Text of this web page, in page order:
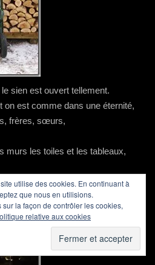
sien est ouvert tellement.
on est comme dans une éternité,
frères, sœurs,
murs les toiles et les tableaux,
utilise des cookies. En continuant à
que nous en utilisions.
la façon de contrôler les cookies,
relative aux cookies